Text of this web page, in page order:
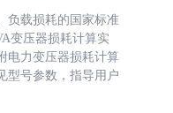
负载损耗的国家标准
变压器损耗计算实
电力变压器损耗计算
型号参数，指导用户